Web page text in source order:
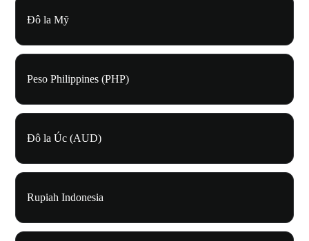
Đô la Mỹ
Peso Philippines (PHP)
Đô la Úc (AUD)
Rupiah Indonesia